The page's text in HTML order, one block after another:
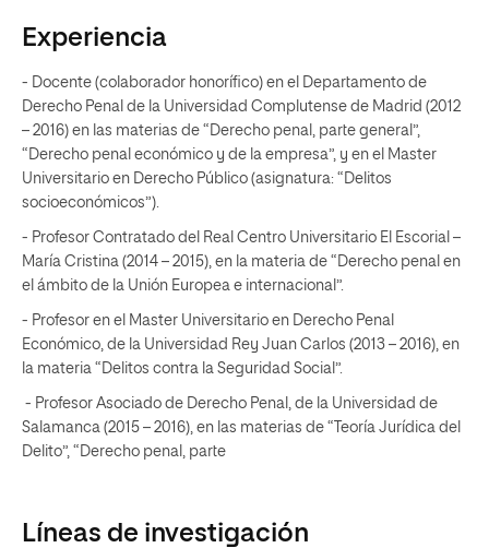
Experiencia
- Docente (colaborador honorífico) en el Departamento de
Derecho Penal de la Universidad Complutense de Madrid (2012
– 2016) en las materias de “Derecho penal, parte general”,
“Derecho penal económico y de la empresa”, y en el Master
Universitario en Derecho Público (asignatura: “Delitos
socioeconómicos”).
- Profesor Contratado del Real Centro Universitario El Escorial –
María Cristina (2014 – 2015), en la materia de “Derecho penal en
el ámbito de la Unión Europea e internacional”.
- Profesor en el Master Universitario en Derecho Penal
Económico, de la Universidad Rey Juan Carlos (2013 – 2016), en
la materia “Delitos contra la Seguridad Social”.
- Profesor Asociado de Derecho Penal, de la Universidad de
Salamanca (2015 – 2016), en las materias de “Teoría Jurídica del
Delito”, “Derecho penal, parte
Líneas de investigación